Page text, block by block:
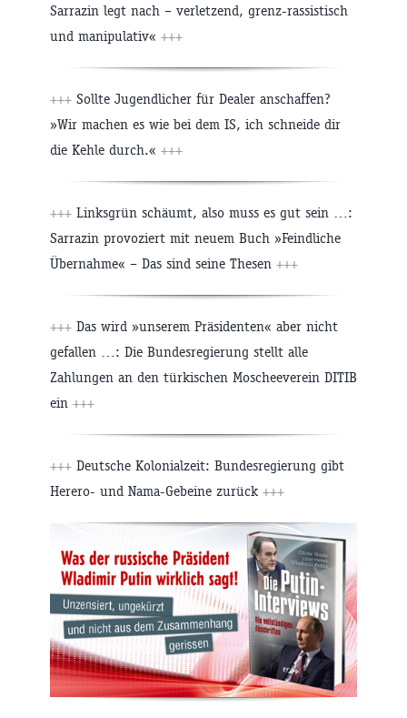
Sarrazin legt nach – verletzend, grenz-rassistisch
und manipulativ« +++
+++ Sollte Jugendlicher für Dealer anschaffen?
»Wir machen es wie bei dem IS, ich schneide dir
die Kehle durch.« +++
+++ Linksgrün schäumt, also muss es gut sein …:
Sarrazin provoziert mit neuem Buch »Feindliche
Übernahme« – Das sind seine Thesen +++
+++ Das wird »unserem Präsidenten« aber nicht
gefallen …: Die Bundesregierung stellt alle
Zahlungen an den türkischen Moscheeverein DITIB
ein +++
+++ Deutsche Kolonialzeit: Bundesregierung gibt
Herero- und Nama-Gebeine zurück +++